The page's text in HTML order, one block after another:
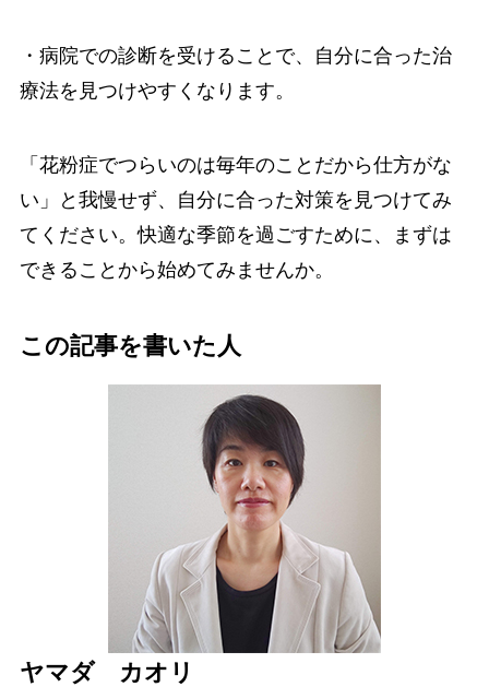
・病院での診断を受けることで、自分に合った治
療法を見つけやすくなります。
「花粉症でつらいのは毎年のことだから仕方がな
い」と我慢せず、自分に合った対策を見つけてみ
てください。快適な季節を過ごすために、まずは
できることから始めてみませんか。
この記事を書いた人
ヤマダ カオリ